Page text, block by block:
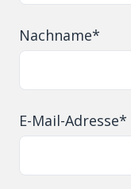
Nachname*
E-Mail-Adresse*